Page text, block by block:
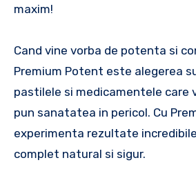
maxim!
Cand vine vorba de potenta si
Premium Potent este alegerea
pastilele si medicamentele care
pun sanatatea in pericol. Cu
experimenta rezultate
complet natural si sigur.